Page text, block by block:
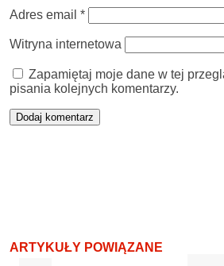
Adres email *
Witryna internetowa
Zapamiętaj moje dane w tej
pisania kolejnych komentarzy.
ARTYKUŁY POWIĄZANE